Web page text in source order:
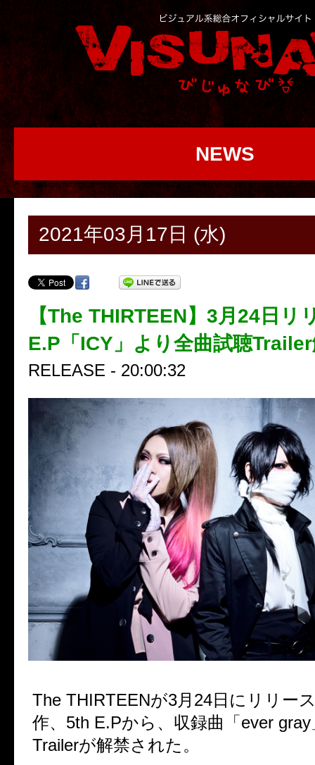
NEWS
2021年03月17日 (水)
【The THIRTEEN】3月24日リ
E.P「ICY」より全曲試聴
RELEASE - 20:00:32
The THIRTEENが3月24日にリリー
作、 5th E.Pから、収録曲「ever
Trailerが解禁された。